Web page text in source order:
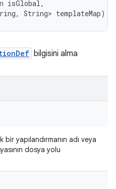
isGlobal,
String> templateMap)
bilgisini alma
yapılandırmanın adı veya
dosya yolu